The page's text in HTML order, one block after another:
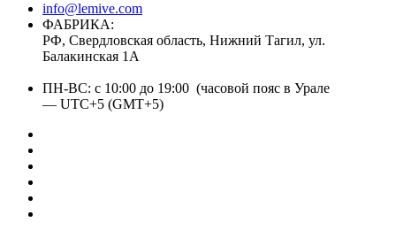
info@lemive.com
ФАБРИКА:
РФ, Свердловская область, Нижний Тагил, ул.
Балакинская 1А
ПН-ВС: с 10:00 до 19:00 (часовой пояс в Урале
— UTC+5 (GMT+5)